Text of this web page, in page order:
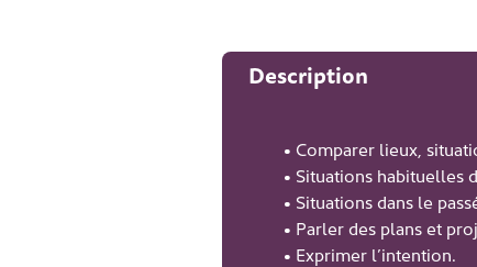
Description
• Comparer lieux,
• Situations habituelles
• Situations dans le
• Parler des plans et
• Exprimer l’intention.